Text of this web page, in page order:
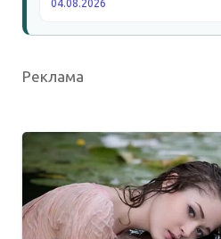
04.08.2026
Реклама